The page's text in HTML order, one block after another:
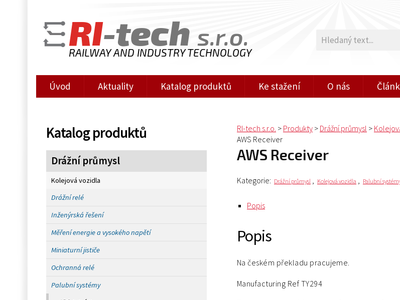
RI-tech s.r.o.
RAILWAY AND INDUSTRY TECHNOLOGY
Úvod Aktuality Katalog produktů Ke stažení O nás
Katalog produktů
Drážní průmysl
Kolejová vozidla
Drážní relé
Inženýrská řešení
Měření energie a vysokého napětí
Miniaturní jističe
Ochranná relé
Palubní systémy
RI-tech s.r.o. > Produkty > Drážní průmysl >
AWS Receiver
AWS Receiver
Kategorie: Drážní průmysl , Kolejová vozidla , Palubní
Popis
Popis
Na českém překladu pracujeme.
Manufacturing Ref TY294